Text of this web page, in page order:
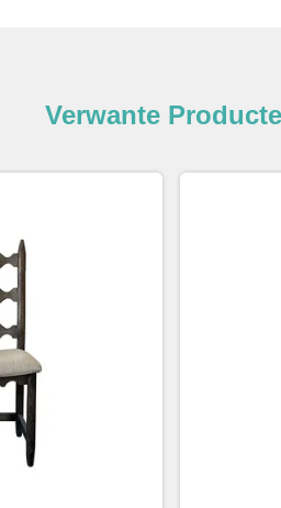
Verwante